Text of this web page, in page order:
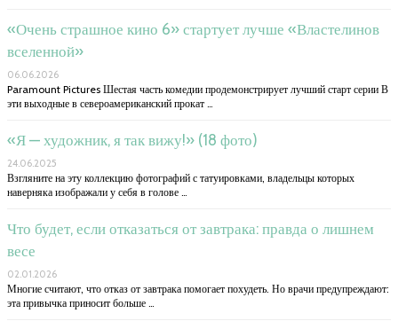
«Очень страшное кино 6» стартует лучше «Властелинов
вселенной»
06.06.2026
Paramount Pictures Шестая часть комедии продемонстрирует лучший старт серии В
эти выходные в североамериканский прокат …
«Я — художник, я так вижу!» (18 фото)
24.06.2025
Взгляните на эту коллекцию фотографий с татуировками, владельцы которых
наверняка изображали у себя в голове …
Что будет, если отказаться от завтрака: правда о лишнем
весе
02.01.2026
Многие считают, что отказ от завтрака помогает похудеть. Но врачи предупреждают:
эта привычка приносит больше …